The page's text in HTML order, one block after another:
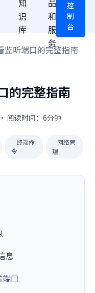
知
识
库
品
和
服
务
控
制
台
监听端口的完整指南
的完整指南
阅读时间：6分钟
终端命
令
网络管
理
息
口